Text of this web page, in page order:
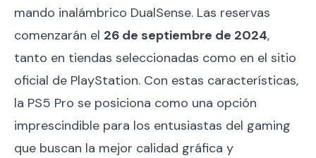
mando inalámbrico DualSense. Las reservas
comenzarán el 26 de septiembre de 2024,
tanto en tiendas seleccionadas como en el sitio
oficial de PlayStation. Con estas características,
la PS5 Pro se posiciona como una opción
imprescindible para los entusiastas del gaming
que buscan la mejor calidad gráfica y